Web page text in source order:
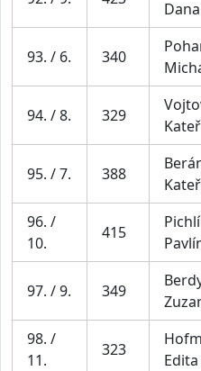
Dana
93. / 6. 340
94. / 8. 329
95. / 7. 388
96. /
10.
415
97. / 9. 349
98. /
11.
323
Edita